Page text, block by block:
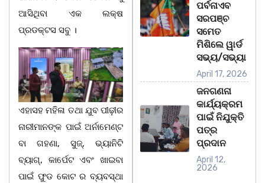
ଆସିଥିବା ଏକ ଲକ୍ଷ
ପ୍ରଡକ୍ଟସ ସବୁ ।
ଏହାସହ ମହିଳା ତଥା ଯୁବ ପୀଢ଼ୀର
ନାରୀମାନଙ୍କ ପାଇଁ ଅର୍ନାମେଣ୍ଟ
ବା ଗହଣା, ସୁଜ୍‌, ଭ୍ୟାନିଟି
ବ୍ୟାଗ୍‌, କାର୍ପେଟ ଏବଂ ଖାଇବା
ପାଇଁ ଫୁଡ କୋଟ ର ବ୍ୟବସ୍ଥା
ପର୍ବନାଏବ
ସରପଞ୍ଚ
ସମେତ
ମିଶିଲେ ୱାର୍ଡ
ସଭ୍ୟ/ସଭ୍ୟା
April 17, 2026
ଜନଗଣନା
କାର୍ଯ୍ୟକ୍ରମ
ପାଇଁ ନିଯୁକ୍ତି
ପତ୍ର
ପ୍ରଦାନ
April 12,
2026